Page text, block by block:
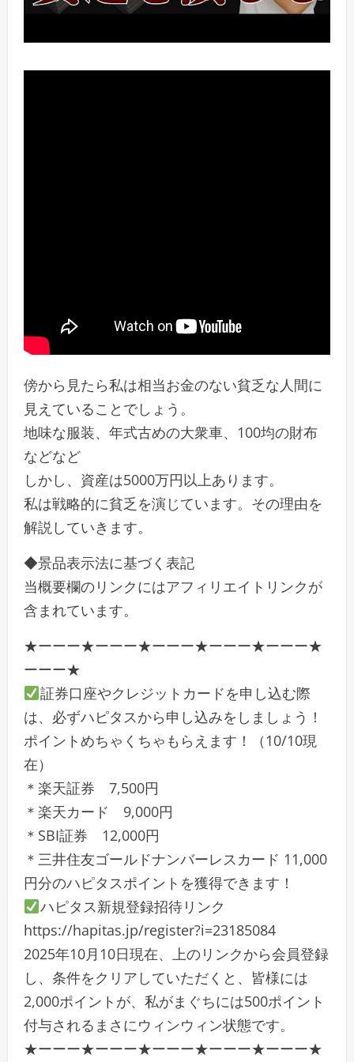
傍から見たら私は相当お金のない貧乏な人間に
見えていることでしょう。
地味な服装、年式古めの大衆車、100均の財布
などなど
しかし、資産は5000万円以上あります。
私は戦略的に貧乏を演じています。その理由を
解説していきます。
◆景品表示法に基づく表記
当概要欄のリンクにはアフィリエイトリンクが
含まれています。
★ーーー★ーーー★ーーー★ーーー★ーーー★
ーーー★
証券口座やクレジットカードを申し込む際
は、必ずハピタスから申し込みをしましょう！
ポイントめちゃくちゃもらえます！（10/10現
在）
＊楽天証券 7,500円
＊楽天カード 9,000円
＊SBI証券 12,000円
＊三井住友ゴールドナンバーレスカード 11,000
円分のハピタスポイントを獲得できます！
ハピタス新規登録招待リンク
https://hapitas.jp/register?i=23185084
2025年10月10日現在、上のリンクから会員登録
し、条件をクリアしていただくと、皆様には
2,000ポイントが、私がまぐちには500ポイント
付与されるまさにウィンウィン状態です。
★ーーー★ーーー★ーーー★ーーー★ーーー★